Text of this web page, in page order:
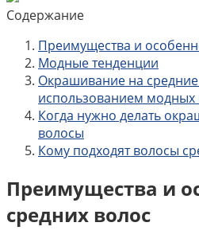
Содержание
Преимущества и
Модные тенденции
Окрашивание на
использованием модных
Когда нужно делать
волосы
Кому подходят волосы
Преимущества и
средних волос